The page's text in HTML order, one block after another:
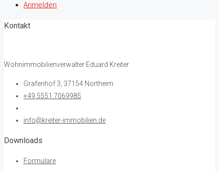
Anmelden
Kontakt
Wohnimmobilienverwalter Eduard Kreiter
Grafenhof 3, 37154 Northeim
+49 5551 7069985
info@kreiter-immobilien.de
Downloads
Formulare